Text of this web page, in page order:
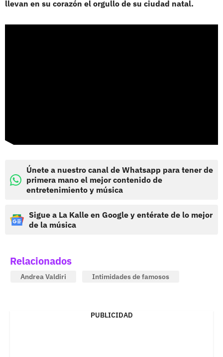
llevan en su corazón el orgullo de su ciudad natal.
Únete a nuestro canal de Whatsapp para tener de
primera mano el mejor contenido de
entretenimiento y música
Sigue a La Kalle en Google y entérate de lo mejor
de la música
Relacionados
Andrea Valdiri Intimidades de famosos
PUBLICIDAD